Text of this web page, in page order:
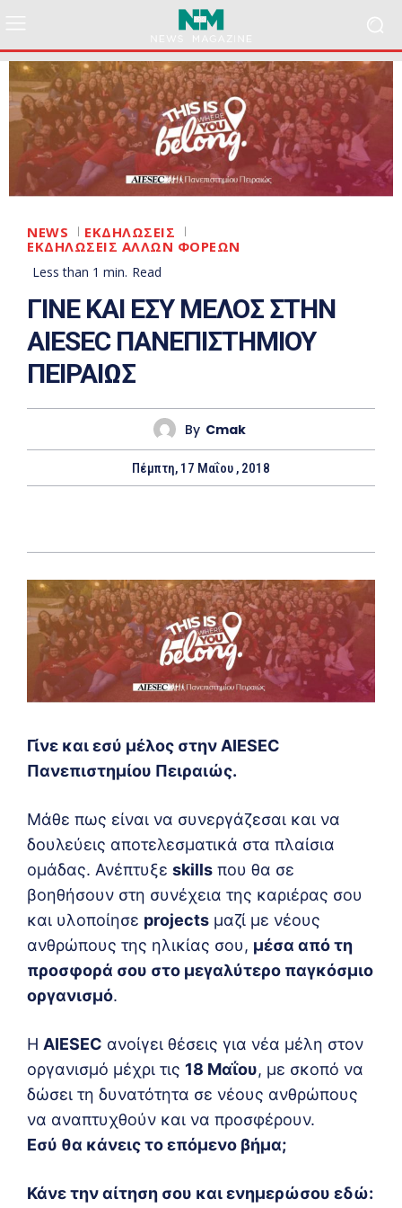
NEWS ΕΚΔΗΛΩΣΕΙΣ
ΕΚΔΗΛΩΣΕΙΣ ΑΛΛΩΝ ΦΟΡΕΩΝ
Less than 1 min. Read
ΓΙΝΕ ΚΑΙ ΕΣΥ ΜΕΛΟΣ ΣΤΗΝ
AIESEC ΠΑΝΕΠΙΣΤΗΜΙΟΥ
ΠΕΙΡΑΙΩΣ
By Cmak
Πέμπτη, 17 Μαΐου , 2018
Γίνε και εσύ μέλος στην AIESEC
Πανεπιστημίου Πειραιώς.
Μάθε πως είναι να συνεργάζεσαι και να
δουλεύεις αποτελεσματικά στα πλαίσια
ομάδας. Ανέπτυξε skills που θα σε
βοηθήσουν στη συνέχεια της καριέρας σου
και υλοποίησε projects μαζί με νέους
ανθρώπους της ηλικίας σου, μέσα από τη
προσφορά σου στο μεγαλύτερο παγκόσμιο
οργανισμό.
Η AIESEC ανοίγει θέσεις για νέα μέλη στον
οργανισμό μέχρι τις 18 Μαΐου, με σκοπό να
δώσει τη δυνατότητα σε νέους ανθρώπους
να αναπτυχθούν και να προσφέρουν.
Εσύ θα κάνεις το επόμενο βήμα;
Κάνε την αίτηση σου και ενημερώσου εδώ: